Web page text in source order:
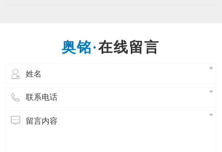
的调节精度并精确的定位。直线电动机的
在线留言